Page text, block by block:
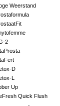
Weerstand
2
D
L
Up
Quick Flush